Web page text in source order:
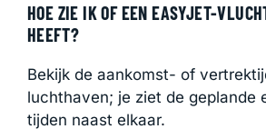
HOE ZIE IK OF EEN EASYJET-
HEEFT?
Bekijk de aankomst- of
luchthaven; je ziet de geplande
tijden naast elkaar.